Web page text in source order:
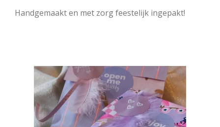
Handgemaakt en met zorg feestelijk ingepakt!